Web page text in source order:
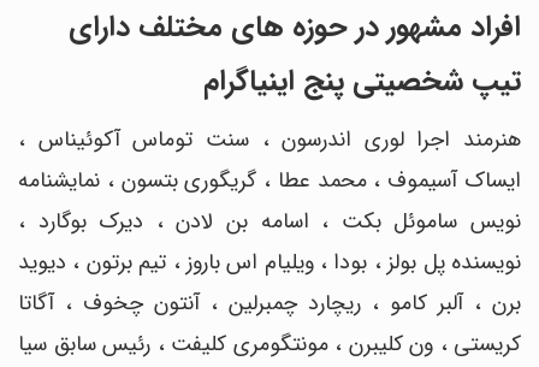
افراد مشهور در حوزه های مختلف دارای
تیپ شخصیتی پنج اینیاگرام
هنرمند اجرا لوری اندرسون ، سنت توماس آکوئیناس ،
ایساک آسیموف ، محمد عطا ، گریگوری بتسون ، نمایشنامه
نویس ساموئل بکت ، اسامه بن لادن ، دیرک بوگارد ،
نویسنده پل بولز ، بودا ، ویلیام اس باروز ، تیم برتون ، دیوید
برن ، آلبر کامو ، ریچارد چمبرلین ، آنتون چخوف ، آگاتا
کریستی ، ون کلیبرن ، مونتگومری کلیفت ، رئیس سابق سیا